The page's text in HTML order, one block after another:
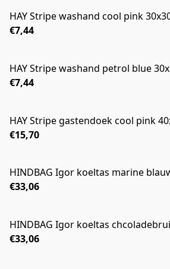
HAY Stripe washand cool pink
€7,44
HAY Stripe washand petrol blue
€7,44
HAY Stripe gastendoek cool pink
€15,70
HINDBAG Igor koeltas marine
€33,06
HINDBAG Igor koeltas
€33,06